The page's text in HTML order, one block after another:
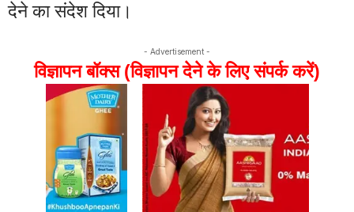
देने का संदेश दिया।
- Advertisement -
विज्ञापन बॉक्स (विज्ञापन देने के लिए संपर्क करें)